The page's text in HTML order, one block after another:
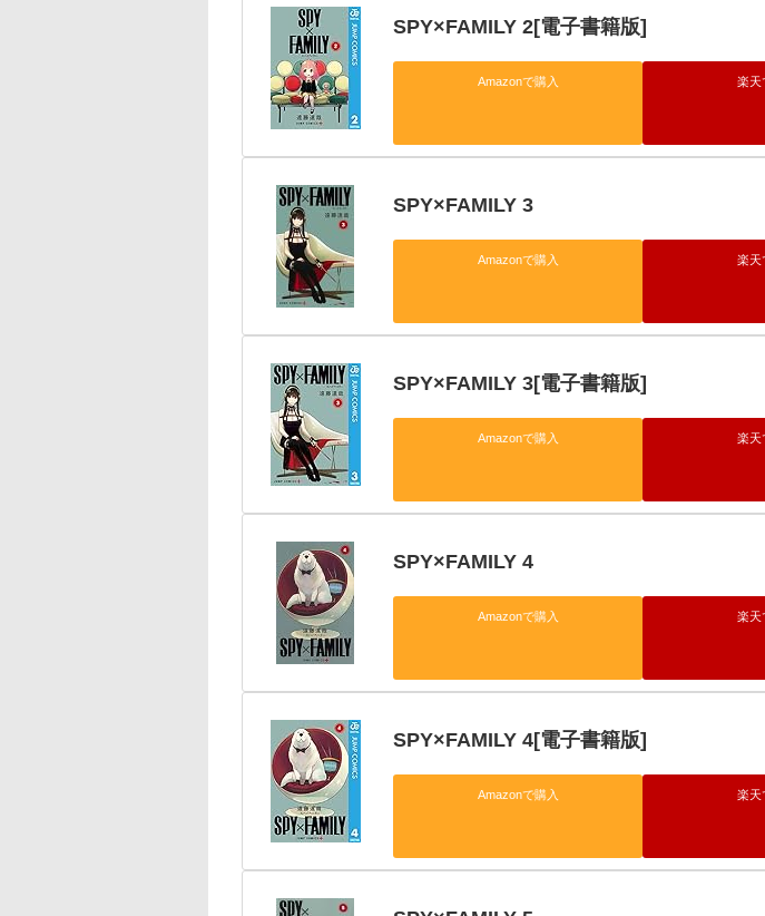
SPY×FAMILY 2[電子書籍版]
Amazonで購入 楽天
SPY×FAMILY 3
Amazonで購入 楽天
SPY×FAMILY 3[電子書籍版]
Amazonで購入 楽天
SPY×FAMILY 4
Amazonで購入 楽天
SPY×FAMILY 4[電子書籍版]
Amazonで購入 楽天